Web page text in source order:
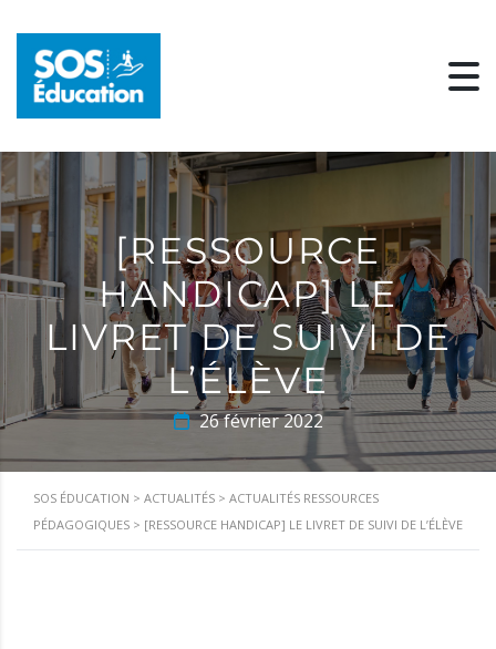
[RESSOURCE
HANDICAP] LE
LIVRET DE SUIVI DE
L’ÉLÈVE
SOS ÉDUCATION > ACTUALITÉS > ACTUALITÉS RESSOURCES
PÉDAGOGIQUES > [RESSOURCE HANDICAP] LE LIVRET DE SUIVI DE L’ÉLÈVE
26 février 2022